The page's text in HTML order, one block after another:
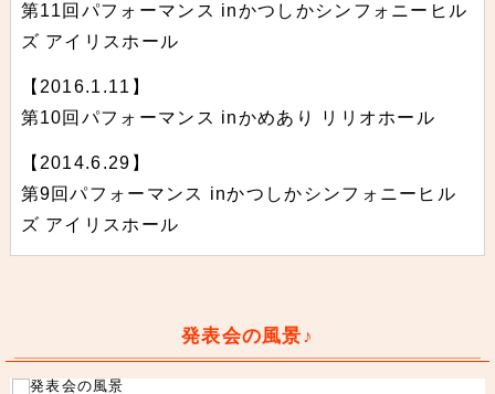
第11回パフォーマンス inかつしかシンフォニーヒル
ズ アイリスホール
【2016.1.11】
第10回パフォーマンス inかめあり リリオホール
【2014.6.29】
第9回パフォーマンス inかつしかシンフォニーヒル
ズ アイリスホール
発表会の風景♪